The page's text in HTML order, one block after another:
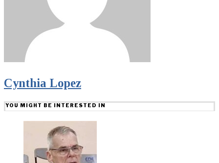
Cynthia Lopez
YOU MIGHT BE INTERESTED IN